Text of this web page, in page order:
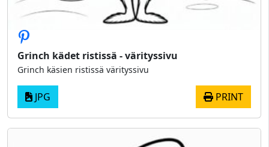
Grinch kädet ristissä - värityssivu
Grinch käsien ristissä värityssivu
JPG PRINT